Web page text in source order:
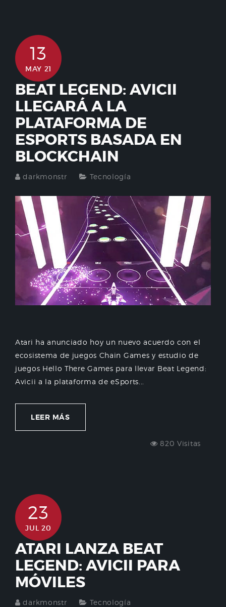
13
MAY 21
BEAT LEGEND: AVICII
LLEGARÁ A LA
PLATAFORMA DE
ESPORTS BASADA EN
BLOCKCHAIN
darkmonstr Tecnología
Atari ha anunciado hoy un nuevo acuerdo con el
ecosistema de juegos Chain Games y estudio de
juegos Hello There Games para llevar Beat Legend:
Avicii a la plataforma de eSports...
LEER MÁS
820 Visitas
23
JUL 20
ATARI LANZA BEAT
LEGEND: AVICII PARA
MÓVILES
darkmonstr Tecnología